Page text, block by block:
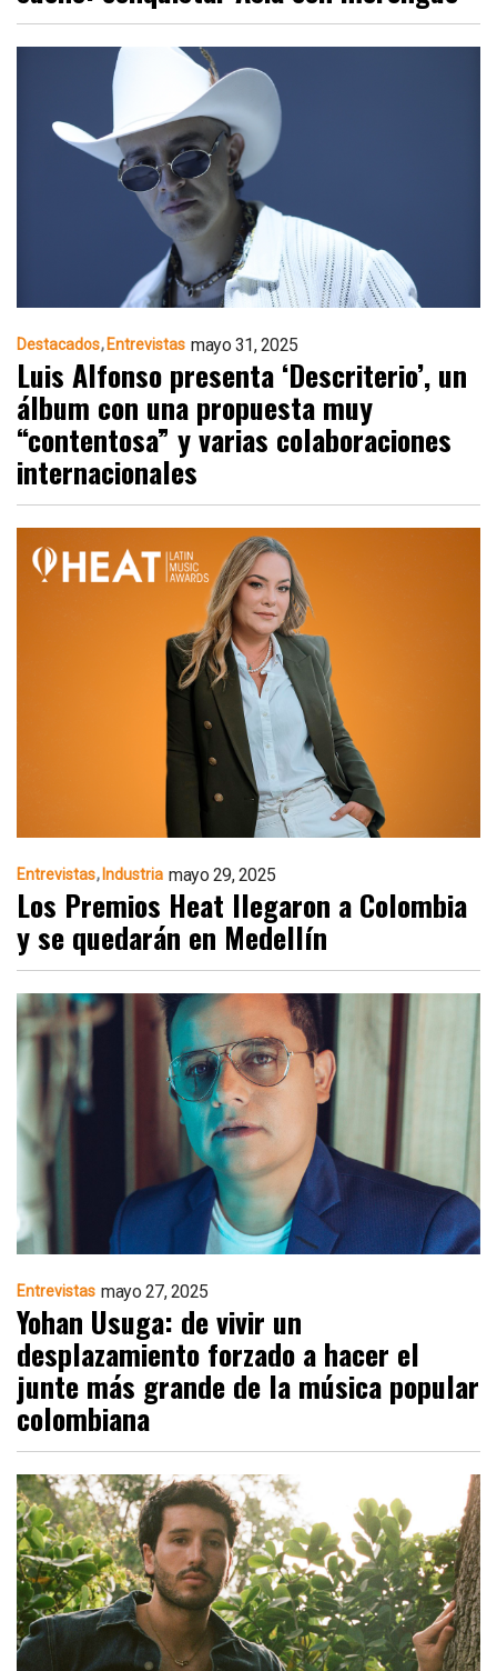
Destacados Entrevistas mayo 31, 2025
Luis Alfonso presenta ‘Descriterio’, un
álbum con una propuesta muy
“contentosa” y varias colaboraciones
internacionales
Entrevistas Industria mayo 29, 2025
Los Premios Heat llegaron a Colombia
y se quedarán en Medellín
Entrevistas mayo 27, 2025
Yohan Usuga: de vivir un
desplazamiento forzado a hacer el
junte más grande de la música popular
colombiana